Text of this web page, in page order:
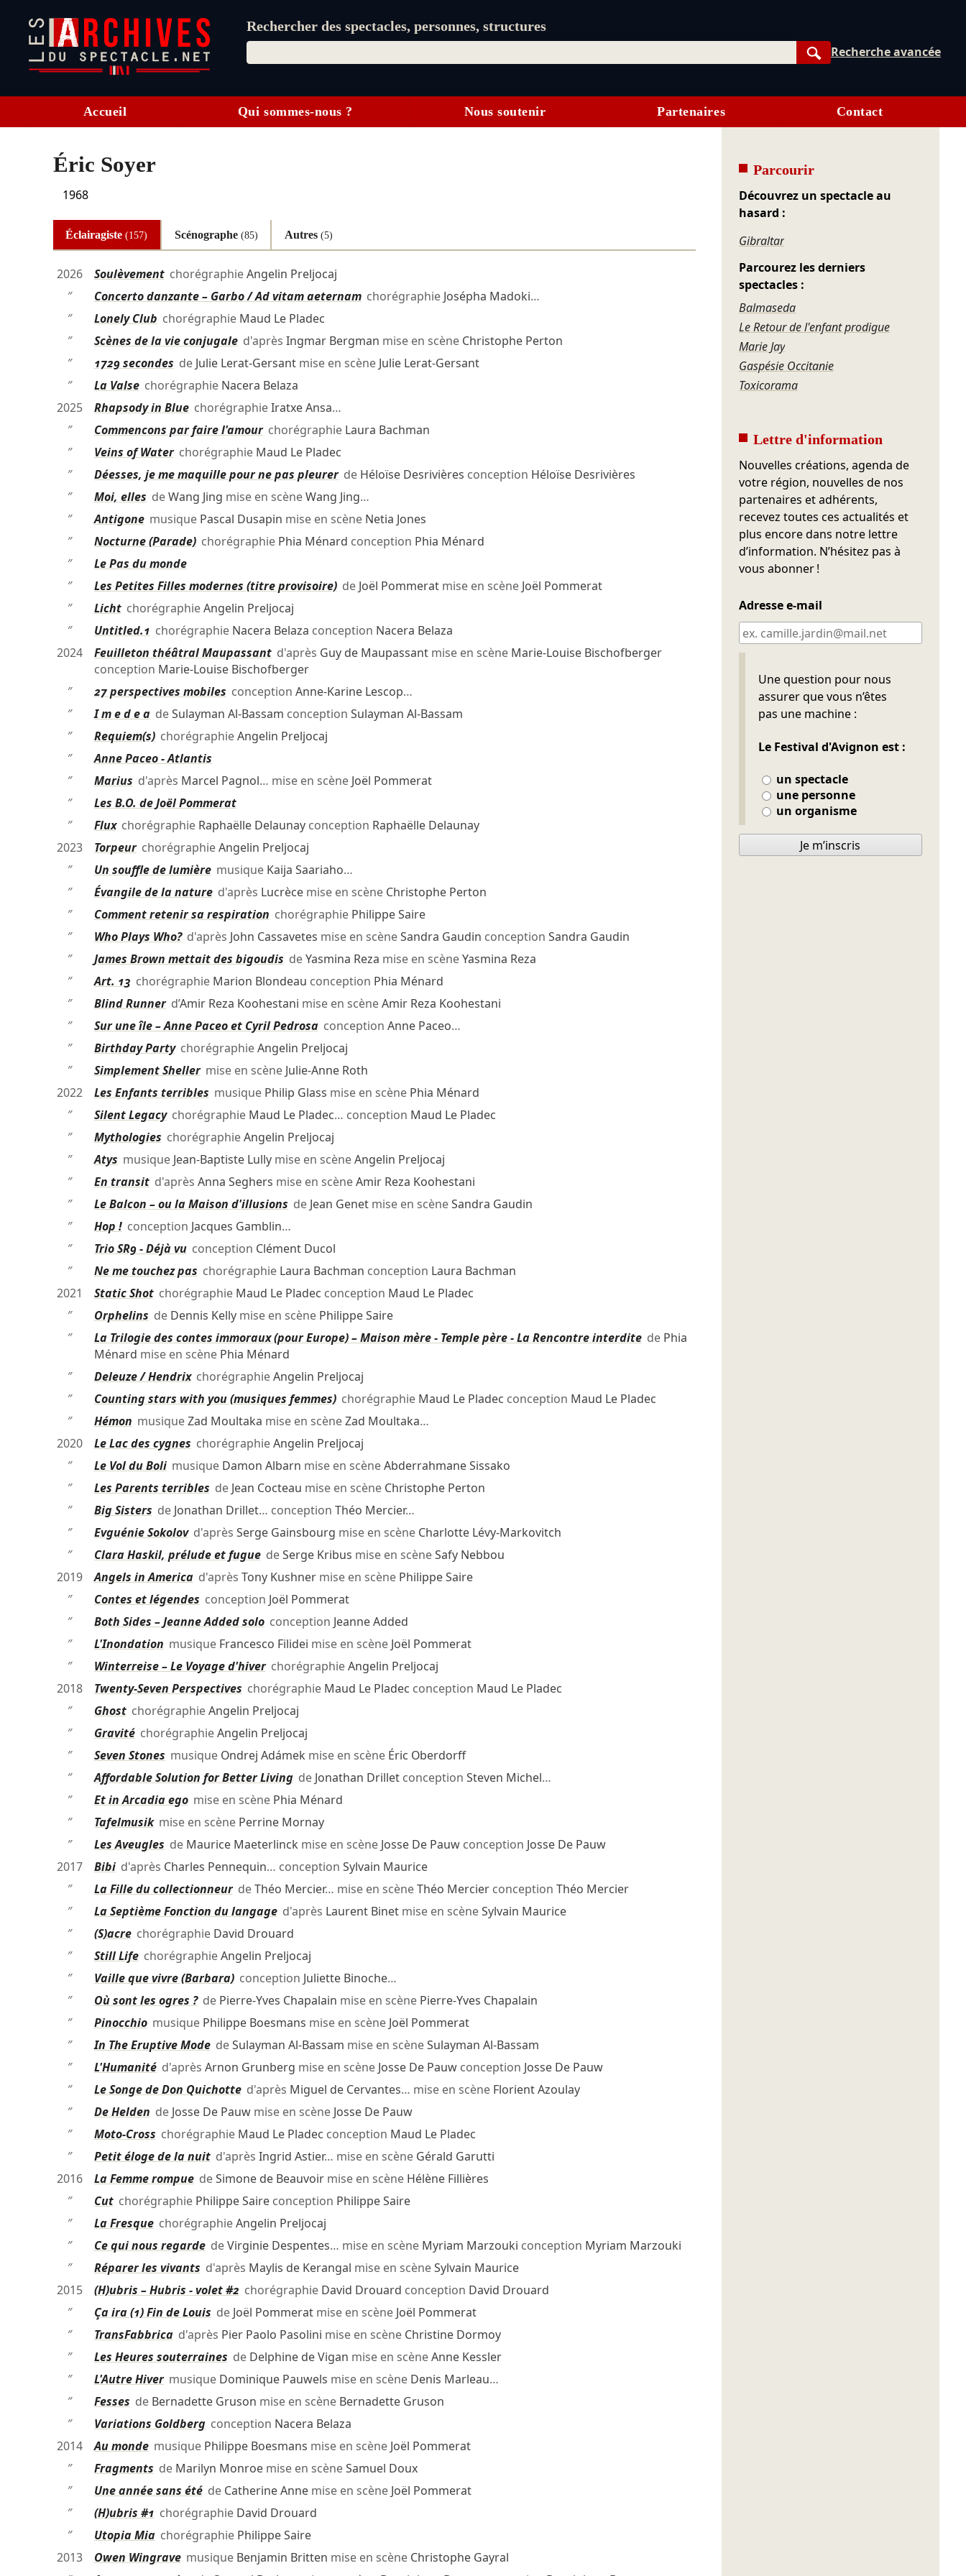
Rechercher des spectacles, personnes, structures
Rechercher
Recherche avancée
Accueil Qui sommes-nous ? Nous soutenir Partenaires Contact
Éric Soyer
1968
Éclairagiste(157) Scénographe (85) Autres(5)
2026 SoulèvementchorégraphieAngelin Preljocaj
″
Concerto danzante – Garbo / Ad vitam aeternamchorégraphie Josépha Madoki…
″
Lonely Club chorégraphie Maud Le Pladec
″
Scènes de la vie conjugaled'après Ingmar Bergman mise en scène Christophe Perton
″
1729 secondes de Julie Lerat-Gersantmise en scène Julie Lerat-Gersant
″
La Valsechorégraphie Nacera Belaza
2025
Rhapsody in BluechorégraphieIratxe Ansa…
″
Commencons par faire l'amourchorégraphie Laura Bachman
″
Veins of Waterchorégraphie Maud Le Pladec
″
Déesses, je me maquille pour ne pas pleurerde Héloïse Desrivières conception Héloïse Desrivières
″
Moi, elles deWang Jing mise en scèneWang Jing…
″
Antigonemusique Pascal Dusapin mise en scène Netia Jones
″
Nocturne (Parade)chorégraphie Phia Ménard conception Phia Ménard
″
Le Pas du monde
″
Les Petites Filles modernes (titre provisoire)de Joël Pommeratmise en scène Joël Pommerat
″
LichtchorégraphieAngelin Preljocaj
″
Untitled.1 chorégraphie Nacera Belaza conception Nacera Belaza
2024
Feuilleton théâtral Maupassantd'après Guy de Maupassantmise en scène Marie-Louise Bischofberger
conception Marie-Louise Bischofberger
″
27 perspectives mobiles conception Anne-Karine Lescop…
″
I m e d e adeSulayman Al-Bassam conception Sulayman Al-Bassam
″
Requiem(s)chorégraphieAngelin Preljocaj
″
Anne Paceo - Atlantis
″
Marius d'après Marcel Pagnol… mise en scène Joël Pommerat
″
Les B.O. de Joël Pommerat
″
Fluxchorégraphie Raphaëlle Delaunayconception Raphaëlle Delaunay
2023
TorpeurchorégraphieAngelin Preljocaj
″
Un souffle de lumièremusique Kaija Saariaho…
″
Évangile de la natured'après Lucrècemise en scène Christophe Perton
″
Comment retenir sa respiration chorégraphie Philippe Saire
″
Who Plays Who?d'après John Cassavetes mise en scèneSandra Gaudin conception Sandra Gaudin
″
James Brown mettait des bigoudis deYasmina Reza mise en scèneYasmina Reza
″
Art. 13 chorégraphie Marion Blondeau conception Phia Ménard
″
Blind Runnerd’Amir Reza Koohestani mise en scèneAmir Reza Koohestani
″
Sur une île – Anne Paceo et Cyril Pedrosaconception Anne Paceo…
″
Birthday PartychorégraphieAngelin Preljocaj
″
Simplement Shellermise en scène Julie-Anne Roth
2022
Les Enfants terribles musique Philip Glass mise en scène Phia Ménard
″
Silent Legacychorégraphie Maud Le Pladec… conception Maud Le Pladec
″
Mythologies chorégraphieAngelin Preljocaj
″
Atys musique Jean-Baptiste Lullymise en scèneAngelin Preljocaj
″
En transitd'après Anna Seghers mise en scèneAmir Reza Koohestani
″
Le Balcon – ou la Maison d'illusions de Jean Genetmise en scèneSandra Gaudin
″
Hop !conception Jacques Gamblin…
″
Trio SR9 - Déjà vuconception Clément Ducol
″
Ne me touchez pas chorégraphie Laura Bachman conception Laura Bachman
2021
Static Shotchorégraphie Maud Le Pladec conception Maud Le Pladec
″
Orphelins de Dennis Kellymise en scène Philippe Saire
″
La Trilogie des contes immoraux (pour Europe) – Maison mère - Temple père - La Rencontre interditede Phia
Ménard mise en scène Phia Ménard
″
Deleuze / HendrixchorégraphieAngelin Preljocaj
″
Counting stars with you (musiques femmes)chorégraphie Maud Le Pladec conception Maud Le Pladec
″
Hémon musiqueZad Moultaka mise en scèneZad Moultaka…
2020
Le Lac des cygnes chorégraphieAngelin Preljocaj
″
Le Vol du Bolimusique Damon Albarn mise en scèneAbderrahmane Sissako
″
Les Parents terribles de Jean Cocteau mise en scène Christophe Perton
″
Big Sisters de Jonathan Drillet… conception Théo Mercier…
″
Evguénie Sokolovd'après Serge Gainsbourg mise en scène Charlotte Lévy-Markovitch
″
Clara Haskil, prélude et fuguedeSerge Kribus mise en scèneSafy Nebbou
2019
Angels in Americad'après Tony Kushnermise en scène Philippe Saire
″
Contes et légendes conception Joël Pommerat
″
Both Sides – Jeanne Added soloconception Jeanne Added
″
L'Inondation musique Francesco Filidei mise en scène Joël Pommerat
″
Winterreise – Le Voyage d'hiverchorégraphieAngelin Preljocaj
2018
Twenty-Seven Perspectives chorégraphie Maud Le Pladec conception Maud Le Pladec
″
GhostchorégraphieAngelin Preljocaj
″
GravitéchorégraphieAngelin Preljocaj
″
Seven Stones musique Ondrej Adámek mise en scène Éric Oberdorff
″
Affordable Solution for Better Livingde Jonathan Drilletconception Steven Michel…
″
Et in Arcadia egomise en scène Phia Ménard
″
Tafelmusikmise en scène Perrine Mornay
″
Les Aveugles de Maurice Maeterlinck mise en scène Josse De Pauwconception Josse De Pauw
2017
Bibid'après Charles Pennequin… conception Sylvain Maurice
″
La Fille du collectionneurdeThéo Mercier… mise en scèneThéo Mercierconception Théo Mercier
″
La Septième Fonction du langaged'après Laurent Binetmise en scèneSylvain Maurice
″
(S)acrechorégraphie David Drouard
″
Still LifechorégraphieAngelin Preljocaj
″
Vaille que vivre (Barbara)conception Juliette Binoche…
″
Où sont les ogres ?de Pierre-Yves Chapalain mise en scène Pierre-Yves Chapalain
″
Pinocchiomusique Philippe Boesmans mise en scène Joël Pommerat
″
In The Eruptive ModedeSulayman Al-Bassam mise en scèneSulayman Al-Bassam
″
L'Humanitéd'après Arnon Grunberg mise en scène Josse De Pauwconception Josse De Pauw
″
Le Songe de Don Quichotted'après Miguel de Cervantes… mise en scène Florient Azoulay
″
De Helden de Josse De Pauwmise en scène Josse De Pauw
″
Moto-Cross chorégraphie Maud Le Pladec conception Maud Le Pladec
″
Petit éloge de la nuitd'après Ingrid Astier… mise en scène Gérald Garutti
2016
La Femme rompuedeSimone de Beauvoirmise en scène Hélène Fillières
″
Cutchorégraphie Philippe Saireconception Philippe Saire
″
La FresquechorégraphieAngelin Preljocaj
″
Ce qui nous regardedeVirginie Despentes… mise en scène Myriam Marzouki conception Myriam Marzouki
″
Réparer les vivants d'après Maylis de Kerangal mise en scèneSylvain Maurice
2015
(H)ubris – Hubris - volet #2 chorégraphie David Drouard conception David Drouard
″
Ça ira (1) Fin de Louis de Joël Pommeratmise en scène Joël Pommerat
″
TransFabbricad'après Pier Paolo Pasolini mise en scène Christine Dormoy
″
Les Heures souterraines de Delphine de Vigan mise en scèneAnne Kessler
″
L'Autre Hivermusique Dominique Pauwels mise en scène Denis Marleau…
″
Fesses de Bernadette Gruson mise en scène Bernadette Gruson
″
Variations Goldbergconception Nacera Belaza
2014
Au mondemusique Philippe Boesmans mise en scène Joël Pommerat
″
Fragments de Marilyn Monroemise en scèneSamuel Doux
″
Une année sans étéde Catherine Annemise en scène Joël Pommerat
″
(H)ubris #1 chorégraphie David Drouard
″
Utopia Miachorégraphie Philippe Saire
2013
Owen Wingravemusique Benjamin Britten mise en scène Christophe Gayral
Parcourir
Découvrez un spectacle au
hasard :
Gibraltar
Parcourez les derniers
spectacles :
Balmaseda
Le Retour de l'enfant prodigue
Marie Jay
Gaspésie Occitanie
Toxicorama
Lettre d'information
Nouvelles créations, agenda de
votre région, nouvelles de nos
partenaires et adhérents,
recevez toutes ces actualités et
plus encore dans notre lettre
d’information. N’hésitez pas à
vous abonner !
Adresse e-mail
Une question pour nous
assurer que vous n’êtes
pas une machine :
Le Festival d'Avignon est :
un spectacle
une personne
un organisme
Ne pas remplir
Je m’inscris